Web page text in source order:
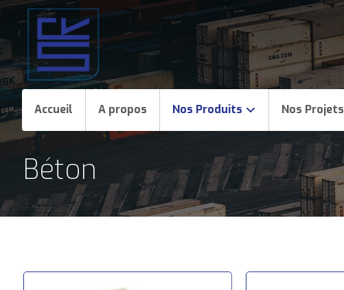
Accueil A propos Nos Produits Nos Projets
Béton